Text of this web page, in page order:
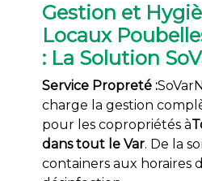
Gestion et
Locaux
: La Solution
Service Propreté :
charge la gestion
pour les copropriétés à
dans tout le Var. De la
containers aux horaires